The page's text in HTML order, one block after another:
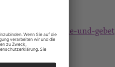
zeit-fur-stille-und-gebet